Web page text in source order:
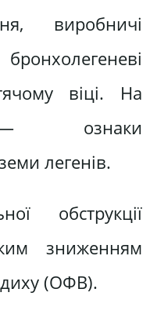
виробничі
віці. На
— ознаки
легенів.
обструкції
зниженням
(ОФВ).